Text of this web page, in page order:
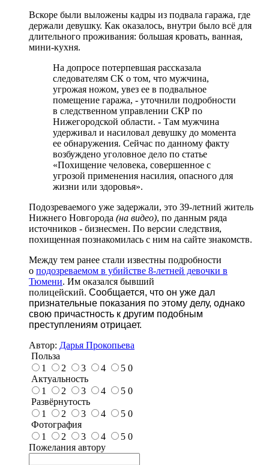
Вскоре были выложены кадры из подвала гаража, где
держали девушку. Как оказалось, внутри было всё для
длительного проживания: большая кровать, ванная,
мини-кухня.
На допросе потерпевшая рассказала
следователям СК о том, что мужчина,
угрожая ножом, увез ее в подвальное
помещение гаража, - уточнили подробности
в следственном управлении СКР по
Нижегородской области. - Там мужчина
удерживал и насиловал девушку до момента
ее обнаружения. Сейчас по данному факту
возбуждено уголовное дело по статье
«Похищение человека, совершенное с
угрозой применения насилия, опасного для
жизни или здоровья».
Подозреваемого уже задержали, это 39-летний житель
Нижнего Новгорода (на видео), по данным ряда
источников - бизнесмен. По версии следствия,
похищенная познакомилась с ним на сайте знакомств.
Между тем ранее стали известны подробности
о подозреваемом в убийстве 8-летней девочки в
Тюмени. Им оказался бывший
полицейский. Сообщается, что он уже дал
признательные показания по этому делу, однако
свою причастность к другим подобным
преступлениям отрицает.
Автор: Дарья Прокопьева
Польза
1
2 3 4 5 0
Актуальность
1
2 3 4 5 0
Развёрнутость
1
2 3 4 5 0
Фотография
1
2 3 4 5 0
Пожелания автору